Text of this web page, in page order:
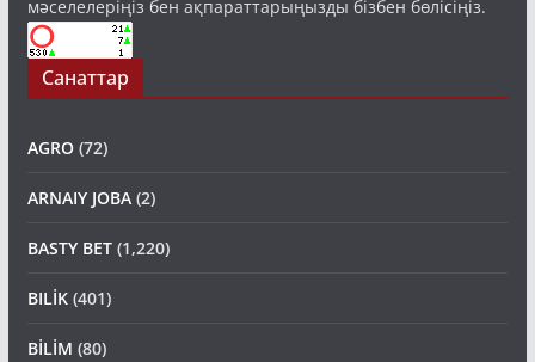
Санаттар
ARNAIY JOBA
BASTY BET (1,220)
(80)